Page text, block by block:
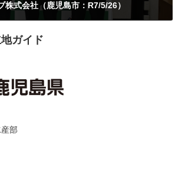
株式会社（鹿児島市：R7/5/26）
ガイド
部